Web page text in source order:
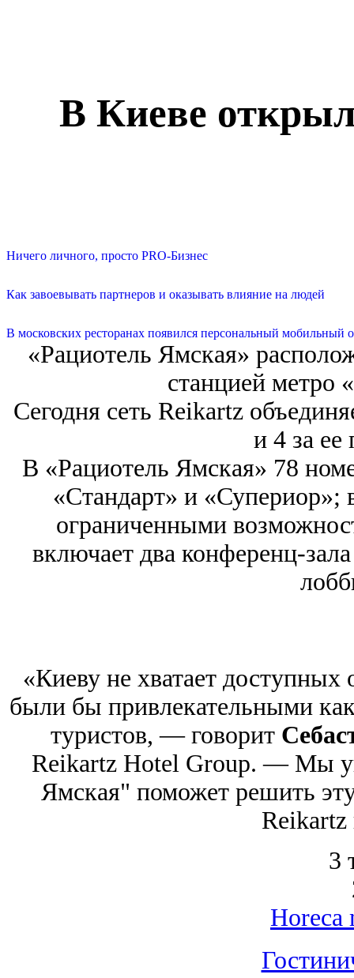
В Киеве
Ничего личного, просто PRO-Бизнес
Как завоевывать партнеров и оказывать влияние на людей
В московских ресторанах появился персональный мобильный
«Рациотель Ямская»
станцией метро
Сегодня сеть Reikartz
и 4 за ее
В «Рациотель Ямская» 78
«Стандарт» и «Супериор»;
ограниченными
включает два конференц-
«Киеву не хватает доступных
были бы привлекательными
туристов, — говорит
Reikartz Hotel Group. — Мы
Ямская" поможет решить
Reikartz
3
Horeca